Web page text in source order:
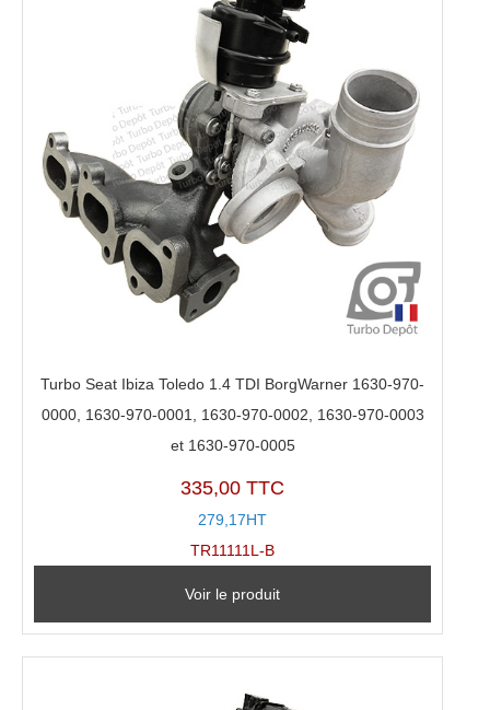
Turbo Seat Ibiza Toledo 1.4 TDI BorgWarner 1630-970-
0000, 1630-970-0001, 1630-970-0002, 1630-970-0003
et 1630-970-0005
335,00 TTC
279,17HT
TR11111L-B
Voir le produit